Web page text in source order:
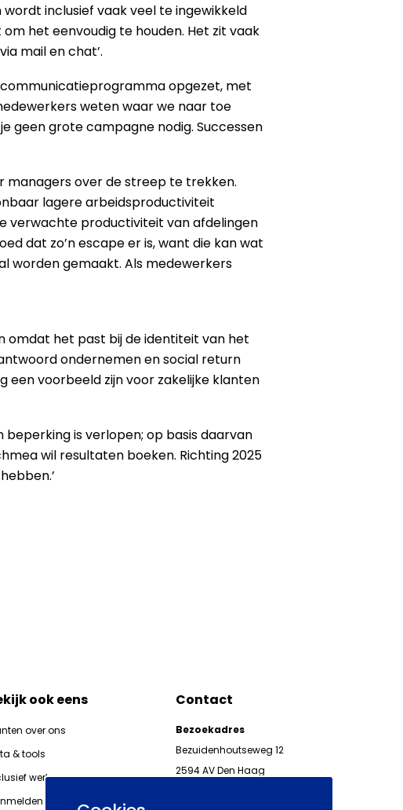
inclusief vaak veel te ingewikkeld
het eenvoudig te houden. Het zit vaak
mail en chat’.
opgezet, met
weten waar we naar toe
geen grote campagne nodig. Successen
managers over de streep te trekken.
lagere arbeidsproductiviteit
verwachte productiviteit van afdelingen
dat zo’n escape er is, want die kan wat
worden gemaakt. Als medewerkers
omdat het past bij de identiteit van het
ondernemen en social return
voorbeeld zijn voor zakelijke klanten
is verlopen; op basis daarvan
wil resultaten boeken. Richting 2025
ook eens
over ons
& tools
werkgeven
nieuwsbrieven AWVN
Contact
Bezoekadres
Bezuidenhoutseweg 12
2594 AV Den Haag